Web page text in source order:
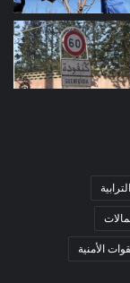
الأمنية